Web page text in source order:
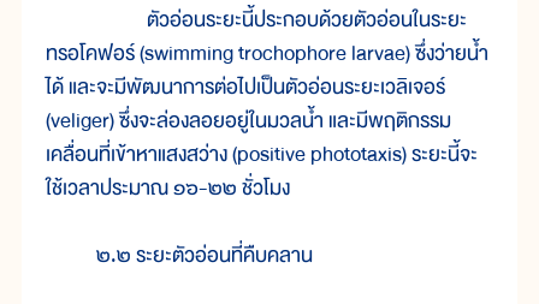
ตัวอ่อนระยะนี้ประกอบด้วยตัวอ่อนในระยะ
ทรอโคฟอร์ (swimming trochophore larvae) ซึ่งว่ายน้ำ
ได้ และจะมีพัฒนาการต่อไปเป็นตัวอ่อนระยะเวลิเจอร์
(veliger) ซึ่งจะล่องลอยอยู่ในมวลน้ำ และมีพฤติกรรม
เคลื่อนที่เข้าหาแสงสว่าง (positive phototaxis) ระยะนี้จะ
ใช้เวลาประมาณ ๑๖-๒๒ ชั่วโมง
๒.๒ ระยะตัวอ่อนที่คืบคลาน